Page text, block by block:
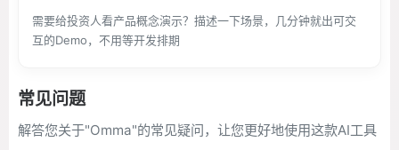
需要给投资人看产品概念演示？描述一下场景，几分钟就出可交
互的Demo，不用等开发排期
常见问题
解答您关于"Omma"的常见疑问，让您更好地使用这款AI工具